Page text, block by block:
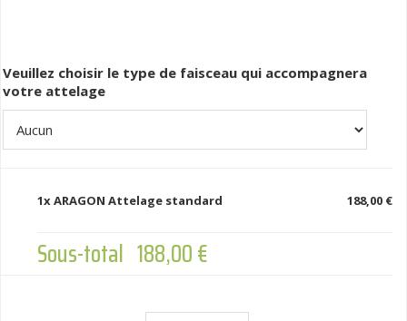
Veuillez choisir le type de faisceau qui accompagnera
votre attelage
1xARAGON Attelage standard 188,00 €
Sous-total 188,00 €